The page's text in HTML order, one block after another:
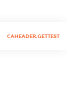
CAHEADER.GETTEST